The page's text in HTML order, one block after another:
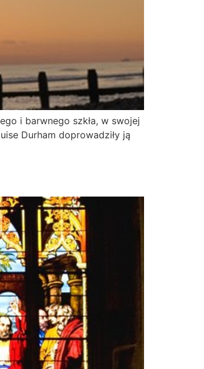
i barwnego szkła, w swojej
Durham doprowadziły ją